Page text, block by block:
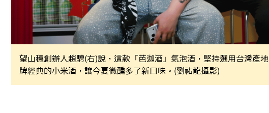
望山穗創辦人趙騁(右)說，這款「芭迦酒」氣泡酒，堅持選用台灣產
牌經典的小米酒，讓今夏微醺多了新口味。(劉祐龍攝影)